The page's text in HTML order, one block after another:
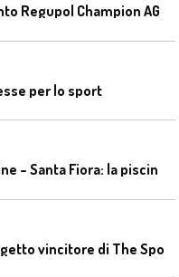
per lo sport